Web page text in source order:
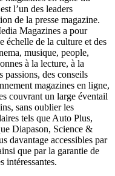
l’un des leaders
de la presse magazine.
Magazines a pour
échelle de la culture et des
musique, people,
à la lecture, à la
passions, des conseils
magazines en ligne,
couvrant un large éventail
sans oublier les
tels que Auto Plus,
Diapason, Science &
davantage accessibles par
que par la garantie de
intéressantes.